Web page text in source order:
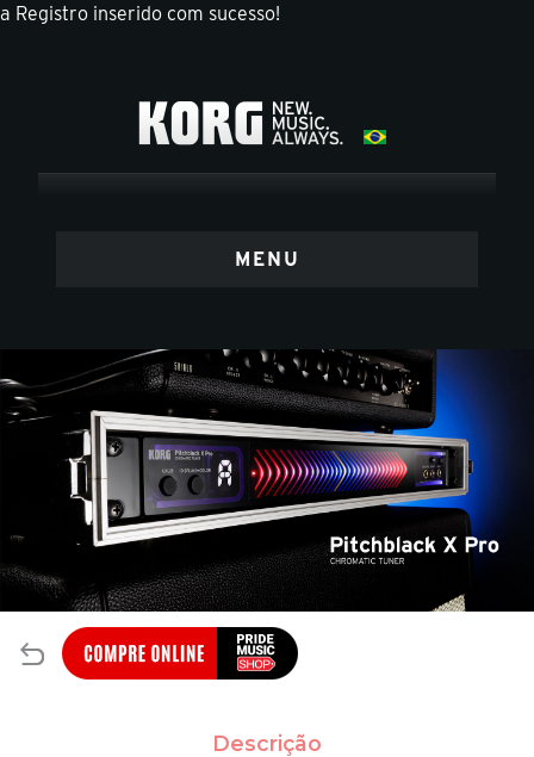
a
MENU
Registro inserido com sucesso!
Descrição